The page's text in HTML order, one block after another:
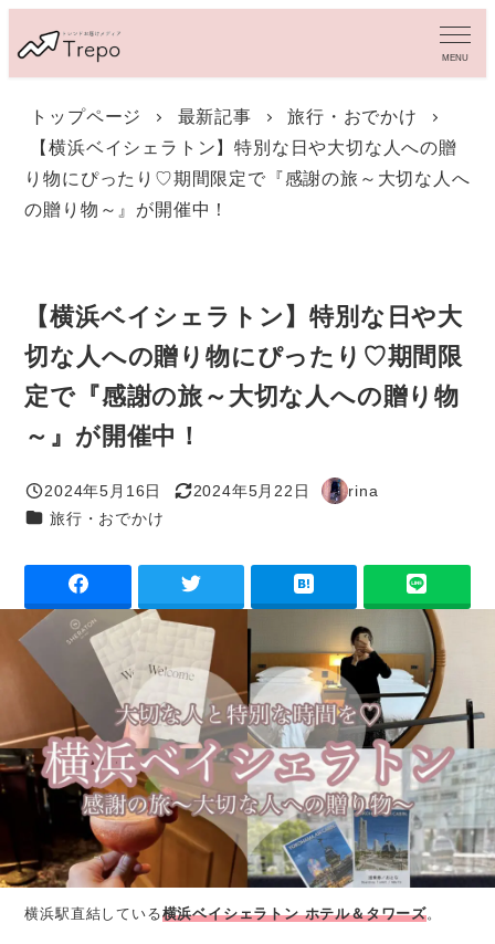
イ
MENU
トップページ 最新記事
旅行・おでかけ
【横浜ベイシェラトン】特別な日や大切な人への贈
り物にぴったり♡期間限定で『感謝の旅～大切な人へ
の贈り物～』が開催中！
【横浜ベイシェラトン】特別な日や大
切な人への贈り物にぴったり♡期間限
定で『感謝の旅～大切な人への贈り物
～』が開催中！
投稿日
2024年5月16日
更新日
2024年5月22日
著
rina
カテゴリー
旅行・おでかけ
横浜駅直結している横浜ベイシェラトン ホテル＆タワーズ。